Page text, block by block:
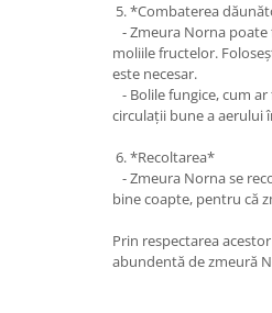
5. *Combaterea
- Zmeura Norna
moliile fructelor.
este necesar.
- Bolile fungice, cum
circulații bune a aerului
6. *Recoltarea*
- Zmeura Norna se
bine coapte, pentru că
Prin respectarea
abundentă de zmeură